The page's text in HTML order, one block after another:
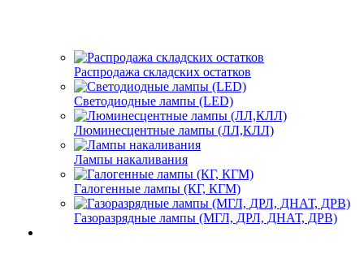
Распродажа складских остатков
Светодиодные лампы (LED)
Люминесцентные лампы (ЛЛ,КЛЛ)
Лампы накаливания
Галогенные лампы (КГ, КГМ)
Газоразрядные лампы (МГЛ, ДРЛ, ДНАТ, ДРВ)